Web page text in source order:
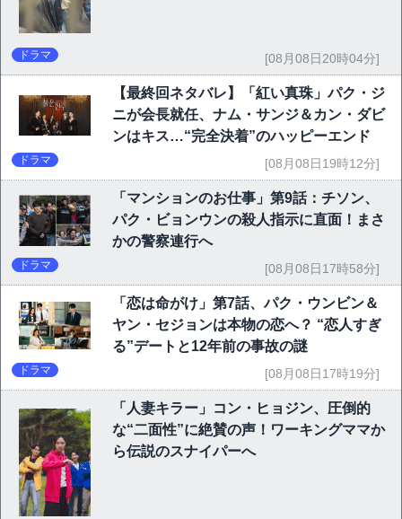
ドラマ [08月08日20時04分]
【最終回ネタバレ】「紅い真珠」パク・ジ
ニが会長就任、ナム・サンジ＆カン・ダビ
ンはキス…“完全決着”のハッピーエンド
ドラマ [08月08日19時12分]
「マンションのお仕事」第9話：チソン、
パク・ビョンウンの殺人指示に直面！まさ
かの警察連行へ
ドラマ [08月08日17時58分]
「恋は命がけ」第7話、パク・ウンビン＆
ヤン・セジョンは本物の恋へ？ “恋人すぎ
る”デートと12年前の事故の謎
ドラマ [08月08日17時19分]
「人妻キラー」コン・ヒョジン、圧倒的
な“二面性”に絶賛の声！ワーキングママか
ら伝説のスナイパーへ